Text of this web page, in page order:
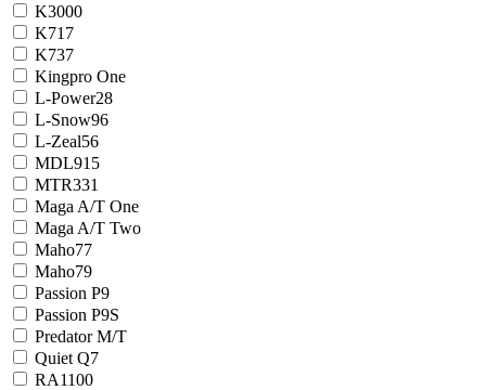
K3000
K717
K737
Kingpro One
L-Power28
L-Snow96
L-Zeal56
MDL915
MTR331
Maga A/T One
Maga A/T Two
Maho77
Maho79
Passion P9
Passion P9S
Predator M/T
Quiet Q7
RA1100